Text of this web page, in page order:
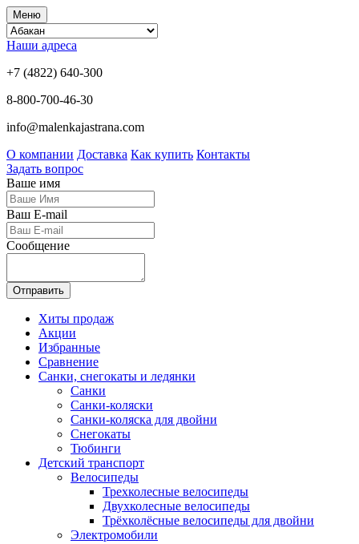
Меню
Наши адреса
+7 (4822) 640-300
8-800-700-46-30
info@malenkajastrana.com
О компании Доставка Как купить Контакты
Задать вопрос
Ваше имя
Ваш E-mail
Сообщение
Отправить
Хиты продаж
Акции
Избранные
Сравнение
Санки, снегокаты и ледянки
Санки
Санки-коляски
Санки-коляска для двойни
Снегокаты
Тюбинги
Детский транспорт
Велосипеды
Трехколесные велосипеды
Двухколесные велосипеды
Трёхколёсные велосипеды для двойни
Электромобили